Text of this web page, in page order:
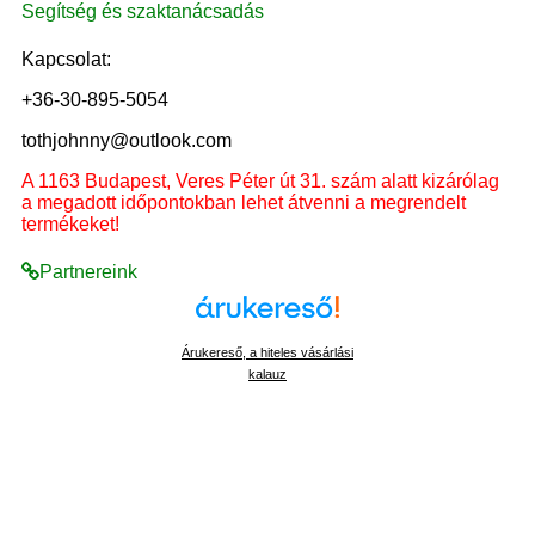
Segítség és szaktanácsadás
Kapcsolat:
+36-30-895-5054
tothjohnny@outlook.com
A 1163 Budapest, Veres Péter út 31. szám alatt kizárólag
a megadott időpontokban lehet átvenni a megrendelt
termékeket!
Partnereink
Árukereső, a hiteles vásárlási
kalauz